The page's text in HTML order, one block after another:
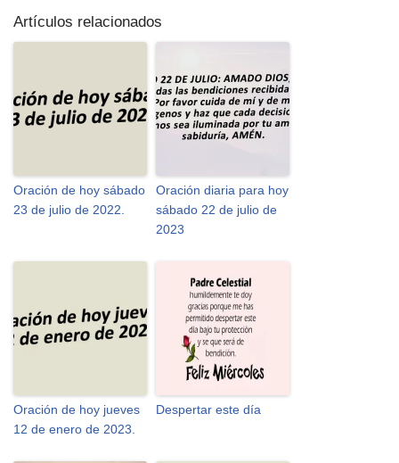
Artículos relacionados
Oración de hoy sábado
23 de julio de 2022.
Oración diaria para hoy
sábado 22 de julio de
2023
Oración de hoy jueves
12 de enero de 2023.
Despertar este día